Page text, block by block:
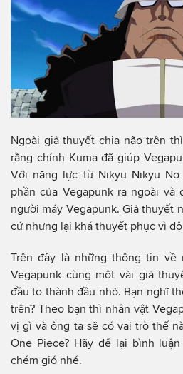
Ngoài giả thuyết chia não trên
rằng chính Kuma đã giúp
Với năng lực từ Nikyu Nikyu No
phần của Vegapunk ra ngoài và
người máy Vegapunk. Giả thuyết
cứ nhưng lại khá thuyết phục vì
Trên đây là những thông tin về
Vegapunk cùng một vài giả
đầu to thành đầu nhỏ. Bạn nghĩ
trên? Theo bạn thì nhân vật
vị gì và ông ta sẽ có vai trò thế
One Piece? Hãy để lại bình
chém gió nhé.